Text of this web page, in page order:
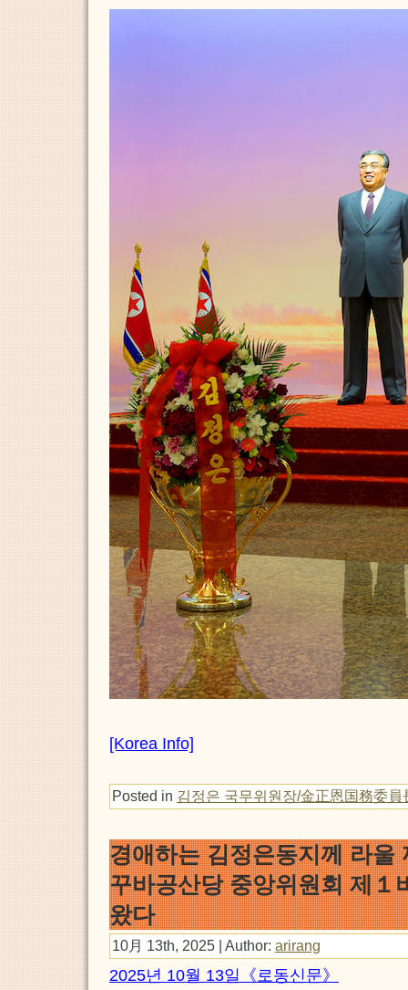
[Korea Info]
Posted in 김정은 국무위원장/金正恩国務委員
경애하는 김정은동지께 라울
꾸바공산당 중앙위원회 제１
왔다
10月 13th, 2025 | Author: arirang
2025년 10월 13일《로동신문》